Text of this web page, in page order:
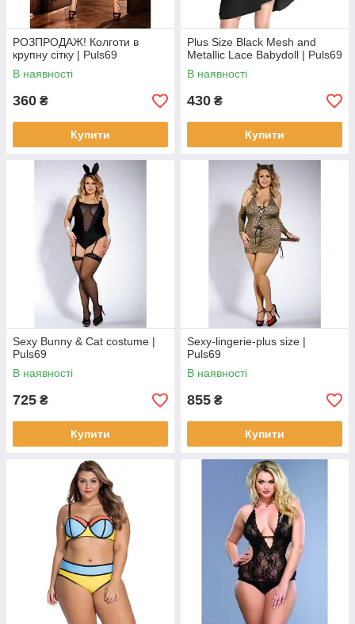
РОЗПРОДАЖ! Колготи в
крупну сітку | Puls69
В наявності
360 ₴
Купити
Plus Size Black Mesh and
Metallic Lace Babydoll | Puls69
В наявності
430 ₴
Купити
Sexy Bunny & Cat costume |
Puls69
В наявності
725 ₴
Купити
Sexy-lingerie-plus size |
Puls69
В наявності
855 ₴
Купити